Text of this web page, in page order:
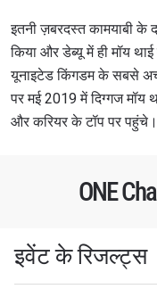
इतनी ज़बरदस्त कामयाबी
किया और डेब्यू में ही मॉय
यूनाइटेड किंगडम के सबसे
पर मई 2019 में दिग्गज मॉय
और करियर के टॉप पर पहुंचे।
ONE
इवेंट के रिजल्ट्स